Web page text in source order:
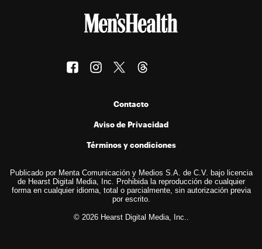
Contacto
Aviso de Privacidad
Términos y condiciones
Publicado por Menta Comunicación y Medios S.A. de C.V. bajo licencia
de Hearst Digital Media, Inc. Prohibida la reproducción de cualquier
forma en cualquier idioma, total o parcialmente, sin autorización previa
por escrito.
© 2026 Hearst Digital Media, Inc..